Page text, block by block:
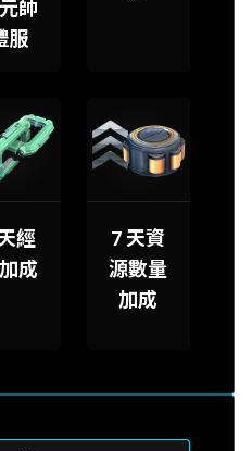
帥
服
經
成
7 天資
源數量
加成